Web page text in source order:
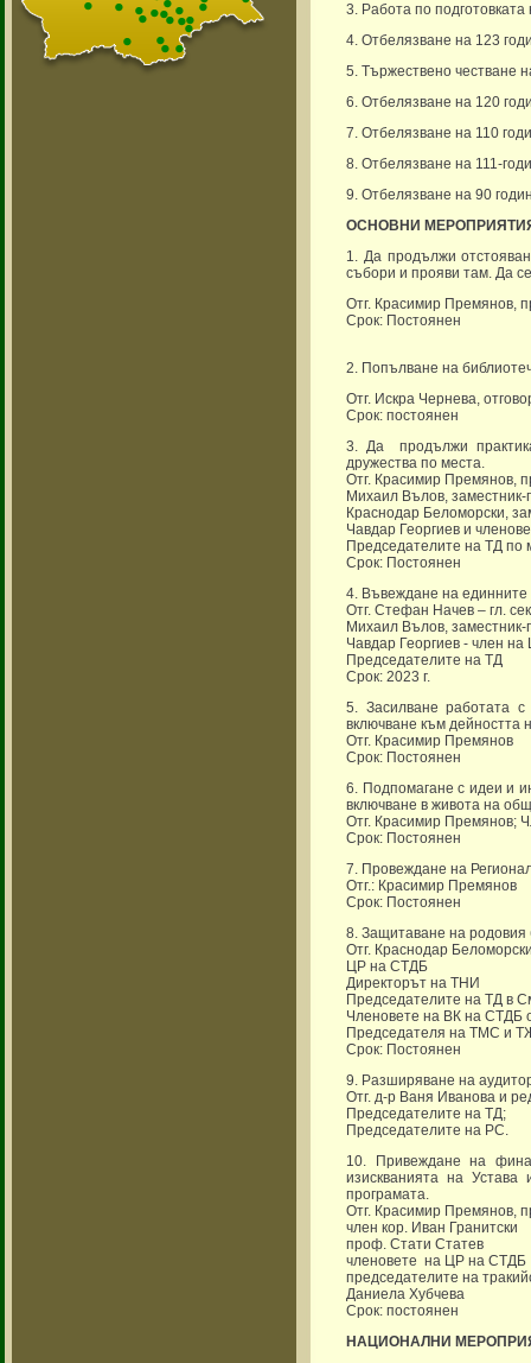
3. Работа по
4. Отбелязване на 123
5. Тържествено честване
6. Отбелязване на 120
7. Отбелязване на 110
8. Отбелязване на 111-
9. Отбелязване на 90
ОСНОВНИ
1. Да продължи
събори и прояви там. Да
Отг. Красимир Премянов,
Срок: Постоянен
2. Попълване на
Отг. Искра Чернева,
Срок: постоянен
3. Да продължи
дружества по места.
Отг. Красимир Премянов,
Михаил Вълов,
Краснодар Беломорски,
Чавдар Георгиев и
Председателите на ТД по
Срок: Постоянен
4. Въвеждане на единните
Отг. Стефан Начев – гл.
Михаил Вълов,
Чавдар Георгиев - член
Председателите на ТД
Срок: 2023 г.
5. Засилване работата
включване към дейността
Отг. Красимир Премянов
Срок: Постоянен
6. Подпомагане с идеи и
включване в живота на
Отг. Красимир Премянов;
Срок: Постоянен
7. Провеждане на
Отг.: Красимир Премянов
Срок: Постоянен
8. Защитаване на родовия
Отг. Краснодар
ЦР на СТДБ
Директорът на ТНИ
Председателите на ТД в
Членовете на ВК на СТДБ
Председателя на ТМС и
Срок: Постоянен
9. Разширяване на
Отг. д-р Ваня Иванова и
Председателите на ТД;
Председателите на РС.
10. Привеждане на
изискванията на
програмата.
Отг. Красимир Премянов,
член кор. Иван Гранитски
проф. Стати Статев
членовете на ЦР на СТДБ
председателите на
Даниела Хубчева
Срок: постоянен
НАЦИОНАЛНИ